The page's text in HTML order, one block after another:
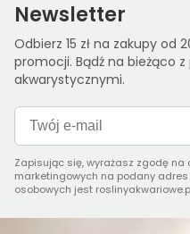
Newsletter
Odbierz 15 zł na zakupy od
promocji. Bądź na bieżąco
akwarystycznymi.
Zapisując się, wyrażasz zgodę
marketingowych na podany
osobowych jest